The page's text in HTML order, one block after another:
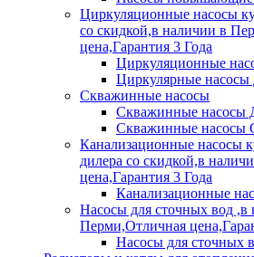
Циркуляционные насосы
со скидкой,в наличии в
цена,Гарантия 3 Года
Циркуляционные
Циркулярные
Скважинные насосы
Скважинные насосы
Скважинные насосы
Канализационные насосы
дилера со скидкой,в
цена,Гарантия 3 Года
Канализационные
Насосы для сточных вод ,в
Перми,Отличная
Насосы для сточных